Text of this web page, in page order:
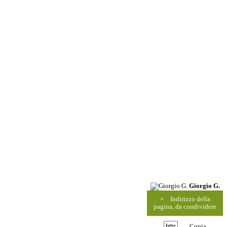
Giorgio G.
×
Indirizzo della
pagina, da condividere